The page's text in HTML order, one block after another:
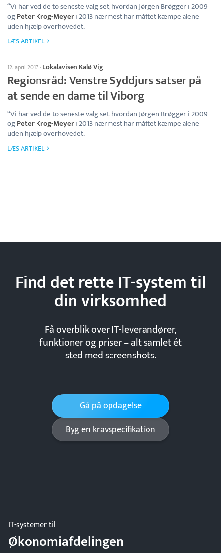
“Vi har ved de to seneste valg set, hvordan Jørgen Brøgger i 2009
ogPeter Krog-Meyeri 2013 nærmest har måttet kæmpe alene
uden hjælp overhovedet.
LÆS ARTIKEL
12. april 2017· Lokalavisen Kalø Vig
Regionsråd: Venstre Syddjurs satser på
at sende en dame til Viborg
“Vi har ved de to seneste valg set, hvordan Jørgen Brøgger i 2009
ogPeter Krog-Meyeri 2013 nærmest har måttet kæmpe alene
uden hjælp overhovedet.
LÆS ARTIKEL
Find det rette IT-system til
dinvirksomhed
Få overblik over IT-leverandører,
funktioner og priser – alt samlet ét
sted med screenshots.
Gå på opdagelse
Byg en kravspecifikation
IT-systemer til
Økonomiafdelingen